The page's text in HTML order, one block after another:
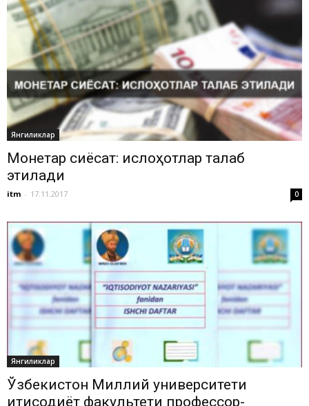
Янгиликлар
Монетар сиёсат: ислоҳотлар талаб
этилади
itm - 17.11.2017 0
Янгиликлар
Ўзбекистон Миллий университети
иқтисодиёт факультети профессор-